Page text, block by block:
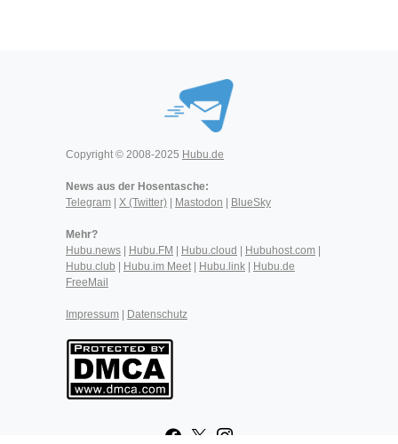
Copyright © 2008-2025 Hubu.de
News aus der Hosentasche:
Telegram
X (Twitter) Mastodon BlueSky
Mehr?
Hubu.news
Hubu.FM Hubu.cloud Hubuhost.com
Hubu.club
Hubu.im Meet| Hubu.link
Hubu.de
FreeMail
Impressum Datenschutz